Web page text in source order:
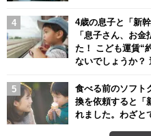
4歳の息子と「新
「息子さん、お
た！ こども運賃“
ないでしょうか？
食べる前のソフト
換を依頼すると「
れました。わざと